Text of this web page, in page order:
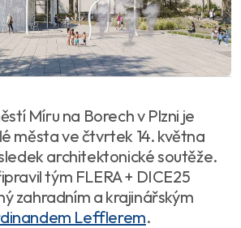
Míru na Borech v Plzni je
města ve čtvrtek 14. května
architektonické soutěže.
tým FLERA + DICE25
zahradním a krajinářským
Lefflerem.